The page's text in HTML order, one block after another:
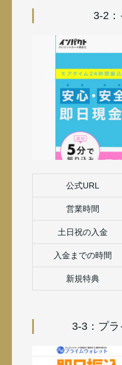
3-2：
公式URL
営業時間
土日祝の入金
入金までの時間
新規特典
3-3：プ